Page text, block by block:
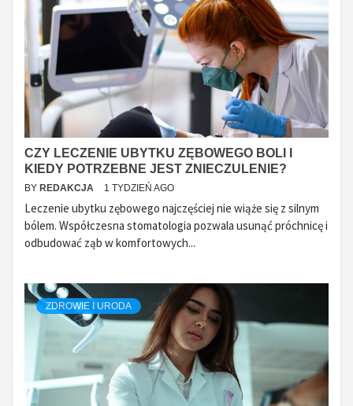
CZY LECZENIE UBYTKU ZĘBOWEGO BOLI I
KIEDY POTRZEBNE JEST ZNIECZULENIE?
BY REDAKCJA 1 TYDZIEŃ AGO
Leczenie ubytku zębowego najczęściej nie wiąże się z silnym
bólem. Współczesna stomatologia pozwala usunąć próchnicę i
odbudować ząb w komfortowych...
ZDROWIE I URODA